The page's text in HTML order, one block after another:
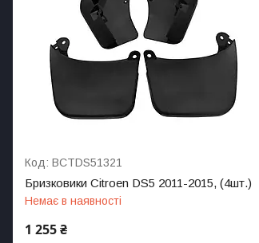
BCTDS51321
Бризковики Citroen DS5 2011-2015, (4шт.)
Немає в наявності
1 255 ₴